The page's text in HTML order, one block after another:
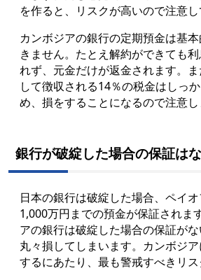
を作ると、リスクが高いので注意し
カンボジアの銀行の定期預金は基
きません。たとえ解約ができても
れず、元金だけが返金されます。
して徴収される14％の税金はしっ
め、損をすることになるので注意し
銀行が破綻した場合の保証は
日本の銀行は破綻した場合、ペイ
1,000万円までの預金が保証されま
アの銀行は破綻した場合の保証が
丸々損してしまいます。カンボジ
するにあたり、最も警戒すべきリス